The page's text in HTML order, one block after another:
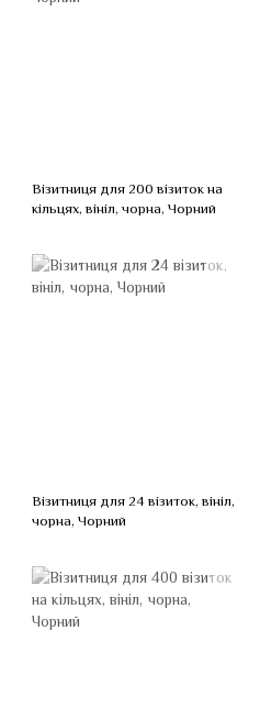
Візитниця для 200 візиток на
кільцях, вініл, чорна, Чорний
Візитниця для 24 візиток, вініл,
чорна, Чорний